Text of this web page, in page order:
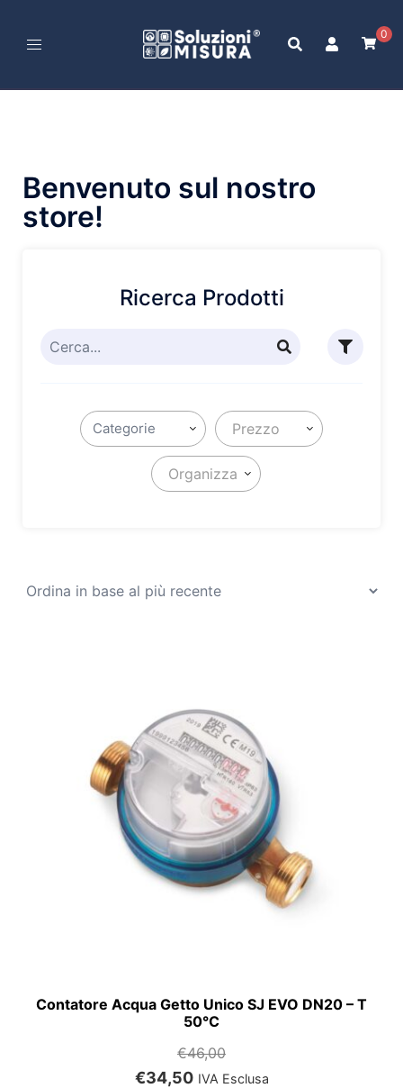
0
Benvenuto sul nostro
store!
Ricerca Prodotti
Prezzo
Organizza
Contatore Acqua Getto Unico SJ EVO DN20 – T
50°C
€46,00
€34,50 IVA Esclusa